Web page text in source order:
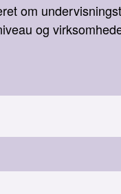
om
og